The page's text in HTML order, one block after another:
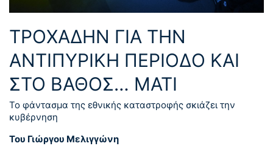
ΤΡΟΧΑΔΗΝ ΓΙΑ ΤΗΝ
ΑΝΤΙΠΥΡΙΚΗ ΠΕΡΙΟΔΟ ΚΑΙ
ΣΤΟ ΒΑΘΟΣ… ΜΑΤΙ
Το φάντασμα της εθνικής καταστροφής σκιάζει την
κυβέρνηση
Του Γιώργου Μελιγγώνη